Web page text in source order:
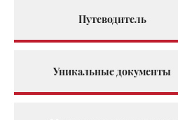
Путеводитель
Уникальные документы